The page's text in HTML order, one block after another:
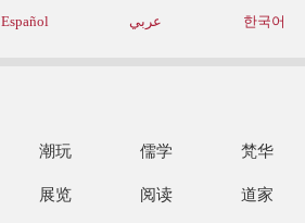
Español عربي 한국어
潮玩 儒学 梵华
展览 阅读 道家